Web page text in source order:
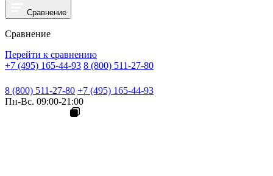
Сравнение
Сравнение
Перейти к сравнению
+7 (495) 165-44-93 8 (800) 511-27-80
8 (800) 511-27-80 +7 (495) 165-44-93
Пн-Вс. 09:00-21:00